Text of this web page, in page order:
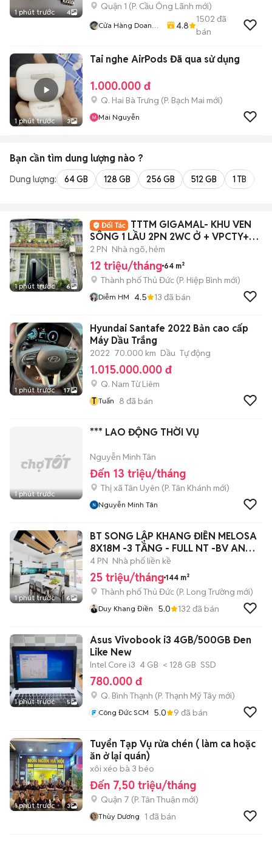
1 phút trước 4
Quận 1 (P. Cầu Ông Lãnh mới)
Cửa Hàng Doan
4.8
1502 đã
bán
1 phút trước 3
Tai nghe AirPods Đã qua sử dụng
1.000.000 đ
Q. Hai Bà Trưng (P. Bạch Mai mới)
Mai Nguyễn
Bạn cần tìm dung lượng nào ?
Dung lượng: 64 GB 128 GB 256 GB 512 GB 1 TB
1 phút trước 6
TTTM GIGAMAL- KHU VEN
SÔNG 1 LẦU 2PN 2WC Ở + VPCTY+
KD ONLINE
2 PN Nhà ngõ, hẻm
12 triệu/tháng 64 m²
Thành phố Thủ Đức (P. Hiệp Bình mới)
Diễm HM 4.5 13 đã bán
1 phút trước 17
Hyundai Santafe 2022 Bản cao cấp
Máy Dầu Trắng
2022 70.000 km Dầu Tự động
1.015.000.000 đ
Q. Nam Từ Liêm
T Tuấn 8 đã bán
1 phút trước
*** LAO ĐỘNG THỜI VỤ
Nguyễn Minh Tân
Đến 13 triệu/tháng
Thị xã Tân Uyên (P. Tân Khánh mới)
Nguyễn Minh Tân
1 phút trước 6
BT SONG LẬP KHANG ĐIỀN MELOSA
8X18M -3 TẦNG - FULL NT -BV AN
NINH 24/7
4 PN Nhà phố liền kề
25 triệu/tháng 144 m²
Thành phố Thủ Đức (P. Long Trường mới)
Duy Khang Điền 5.0 132 đã bán
1 phút trước 5
Asus Vivobook i3 4GB/500GB Đen
Like New
Intel Core i3 4 GB < 128 GB SSD
780.000 đ
Q. Bình Thạnh (P. Thạnh Mỹ Tây mới)
Công Đức SCM 5.0 9 đã bán
1 phút trước 3
Tuyển Tạp Vụ rửa chén ( làm ca hoặc
ăn ở lại quán)
xôi xéo bà 3 béo
Đến 7,50 triệu/tháng
Quận 7 (P. Tân Thuận mới)
Thùy Dương 1 đã bán